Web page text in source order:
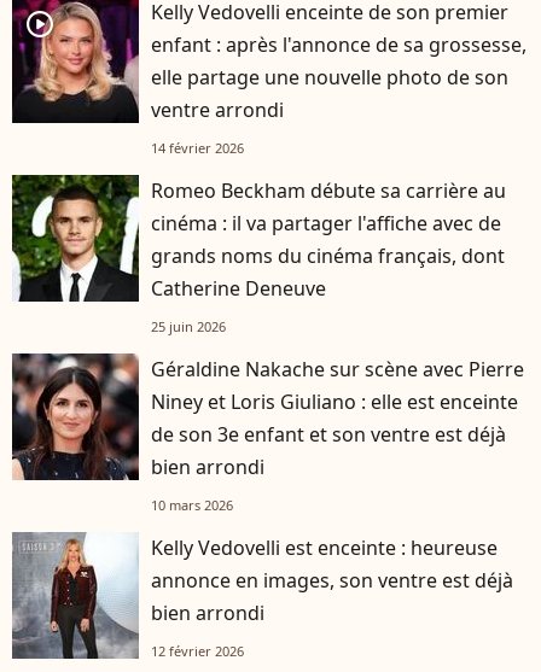
player2
Kelly Vedovelli enceinte de son premier
enfant : après l'annonce de sa grossesse,
elle partage une nouvelle photo de son
ventre arrondi
14 février 2026
Romeo Beckham débute sa carrière au
cinéma : il va partager l'affiche avec de
grands noms du cinéma français, dont
Catherine Deneuve
25 juin 2026
Géraldine Nakache sur scène avec Pierre
Niney et Loris Giuliano : elle est enceinte
de son 3e enfant et son ventre est déjà
bien arrondi
10 mars 2026
Kelly Vedovelli est enceinte : heureuse
annonce en images, son ventre est déjà
bien arrondi
12 février 2026